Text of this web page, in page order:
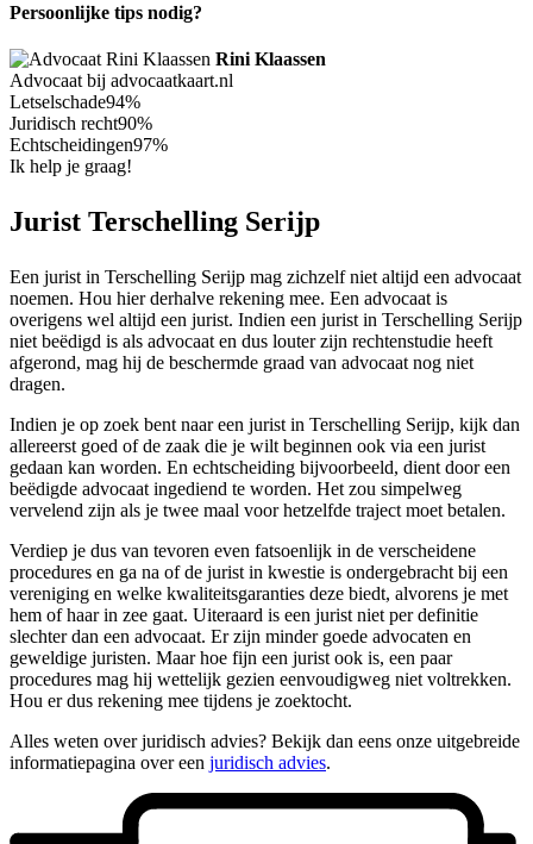
Persoonlijke tips nodig?
Rini Klaassen
Advocaat bij advocaatkaart.nl
Letselschade94%
Juridisch recht90%
Echtscheidingen97%
Ik help je graag!
Jurist Terschelling Serijp
Een jurist in Terschelling Serijp mag zichzelf niet altijd een advocaat
noemen. Hou hier derhalve rekening mee. Een advocaat is
overigens wel altijd een jurist. Indien een jurist in Terschelling Serijp
niet beëdigd is als advocaat en dus louter zijn rechtenstudie heeft
afgerond, mag hij de beschermde graad van advocaat nog niet
dragen.
Indien je op zoek bent naar een jurist in Terschelling Serijp, kijk dan
allereerst goed of de zaak die je wilt beginnen ook via een jurist
gedaan kan worden. En echtscheiding bijvoorbeeld, dient door een
beëdigde advocaat ingediend te worden. Het zou simpelweg
vervelend zijn als je twee maal voor hetzelfde traject moet betalen.
Verdiep je dus van tevoren even fatsoenlijk in de verscheidene
procedures en ga na of de jurist in kwestie is ondergebracht bij een
vereniging en welke kwaliteitsgaranties deze biedt, alvorens je met
hem of haar in zee gaat. Uiteraard is een jurist niet per definitie
slechter dan een advocaat. Er zijn minder goede advocaten en
geweldige juristen. Maar hoe fijn een jurist ook is, een paar
procedures mag hij wettelijk gezien eenvoudigweg niet voltrekken.
Hou er dus rekening mee tijdens je zoektocht.
Alles weten over juridisch advies? Bekijk dan eens onze uitgebreide
informatiepagina over een juridisch advies.